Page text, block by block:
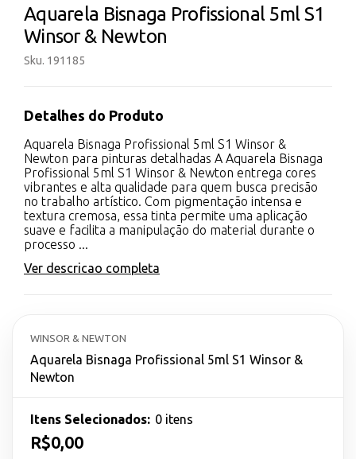
Aquarela Bisnaga Profissional 5ml S1
Winsor & Newton
Sku. 191185
Detalhes do Produto
Aquarela Bisnaga Profissional 5ml S1 Winsor &
Newton para pinturas detalhadas A Aquarela Bisnaga
Profissional 5ml S1 Winsor & Newton entrega cores
vibrantes e alta qualidade para quem busca precisão
no trabalho artístico. Com pigmentação intensa e
textura cremosa, essa tinta permite uma aplicação
suave e facilita a manipulação do material durante o
processo ...
Ver descricao completa
WINSOR & NEWTON
Aquarela Bisnaga Profissional 5ml S1 Winsor &
Newton
Itens Selecionados: 0 itens
R$0,00